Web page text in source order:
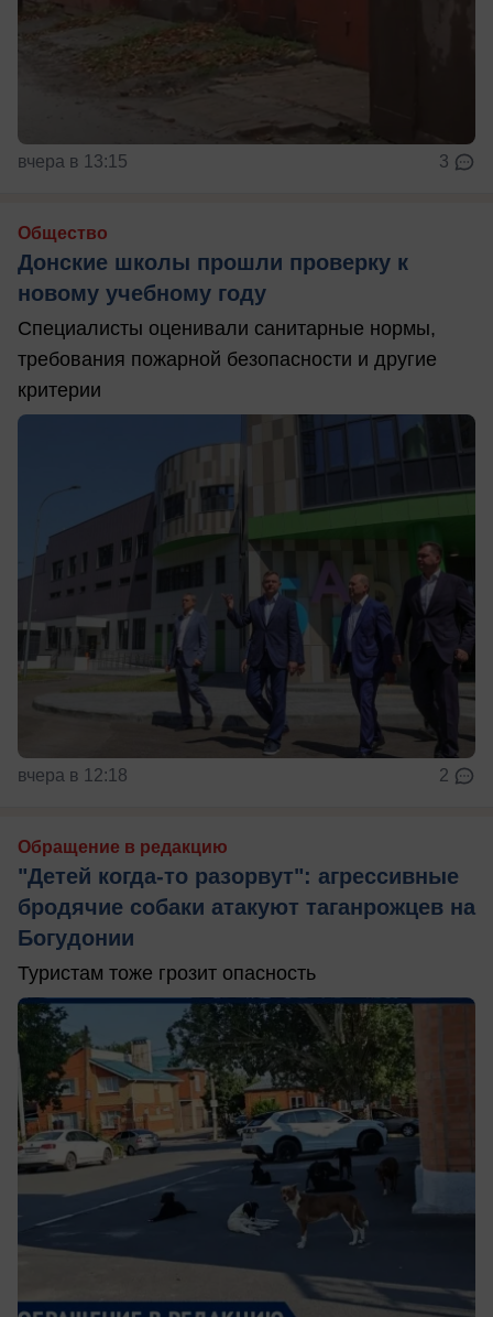
вчера в 13:15 3
Общество
Донские школы прошли проверку к
новому учебному году
Специалисты оценивали санитарные нормы,
требования пожарной безопасности и другие
критерии
вчера в 12:18 2
Обращение в редакцию
"Детей когда-то разорвут": агрессивные
бродячие собаки атакуют таганрожцев на
Богудонии
Туристам тоже грозит опасность